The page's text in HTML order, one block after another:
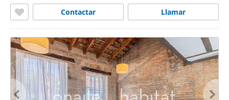
Llamar
Contactar